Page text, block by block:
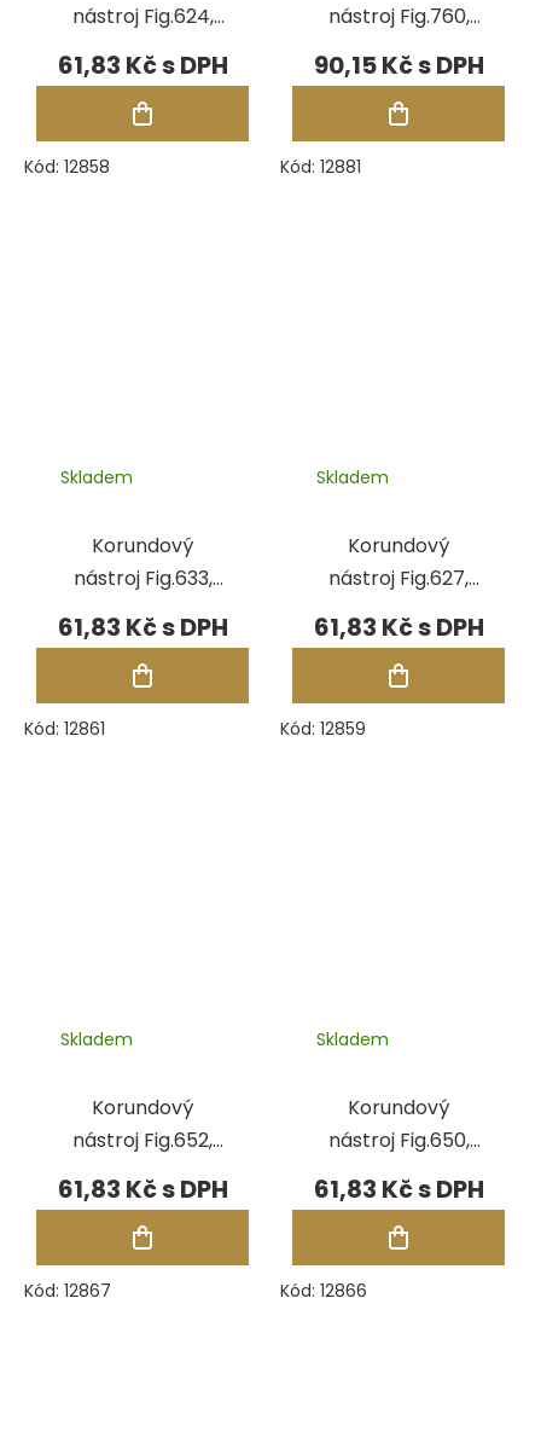
nástroj Fig.624,
pr.6,00 mm
61,83 Kč
Kód: 12858
nástroj Fig.760,
pr.6,50 mm
90,15 Kč
Kód: 12881
Korundový
nástroj Fig.633,
pr.8,50 mm
Skladem
61,83 Kč
Kód: 12861
Korundový
nástroj Fig.627,
pr.6,00 mm
Skladem
61,83 Kč
Kód: 12859
Korundový
nástroj Fig.652,
pr.3,30 mm
Skladem
61,83 Kč
Kód: 12867
Korundový
nástroj Fig.650,
pr.2,80 mm
Skladem
61,83 Kč
Kód: 12866